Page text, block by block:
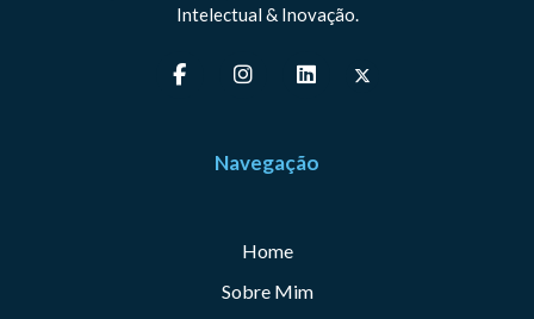
Intelectual & Inovação.
Navegação
Home
Sobre Mim